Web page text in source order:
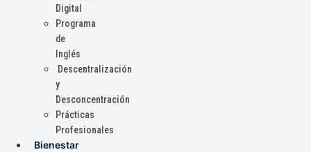
Digital
Programa
de
Inglés
Descentralización
y
Desconcentración
Prácticas
Profesionales
Bienestar